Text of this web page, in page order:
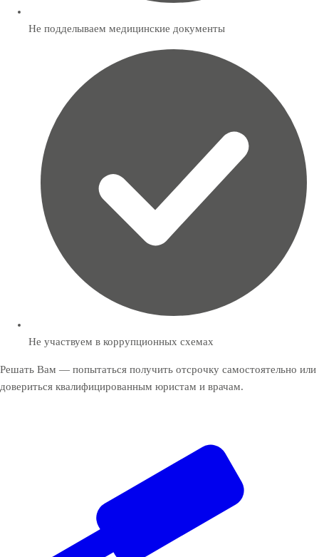
Не подделываем медицинские документы
Не участвуем в коррупционных схемах
Решать Вам — попытаться получить отсрочку самостоятельно или
довериться квалифицированным юристам и врачам.